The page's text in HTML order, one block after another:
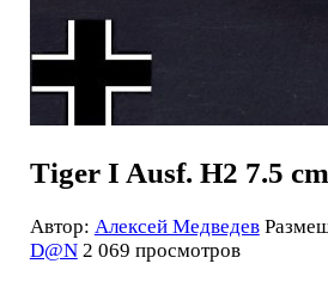
Tiger I Ausf. H2 7.5
Автор: Алексей Медведев
D@N 2 069 просмотров